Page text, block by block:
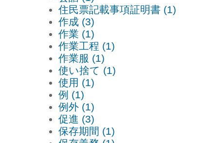
住民票記載事項証明書 (1)
作成 (3)
作業 (1)
作業工程 (1)
作業服 (1)
使い捨て (1)
使用 (1)
例 (1)
例外 (1)
促進 (3)
保存期間 (1)